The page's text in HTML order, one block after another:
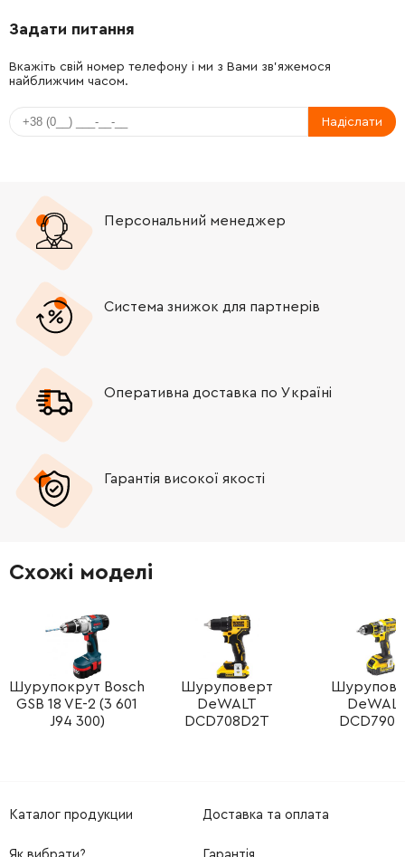
Задати питання
Вкажіть свій номер телефону і ми з Вами зв'яжемося
найближчим часом.
Надіслати
Персональний менеджер
Система знижок для партнерів
Оперативна доставка по Україні
Гарантія високої якості
Схожі моделі
Шурупокрут Bosch
GSB 18 VE-2 (3 601
J94 300)
Шуруповерт
DeWALT
DCD708D2T
Каталог продукции Доставка та оплата